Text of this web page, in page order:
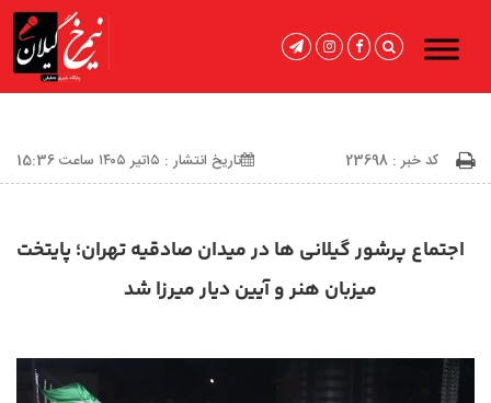
کد خبر : 23698 تاریخ انتشار : ۱۵تیر ۱۴۰۵ ساعت 15:36
اجتماع پرشور گیلانی ها در میدان صادقیه تهران؛ پایتخت
میزبان هنر و آیین دیار میرزا شد